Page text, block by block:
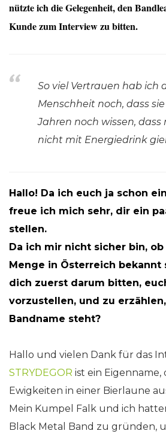
nützte ich die Gelegenheit, den
Kunde zum Interview zu bitten.
So viel Vertrauen hab ich
Menschheit noch, dass
Jahren noch wissen,
nicht mit Energiedrink
Hallo! Da ich euch ja schon
freue ich mich sehr, dir ein
stellen.
Da ich mir nicht sicher bin,
Menge in Österreich bekannt
dich zuerst darum bitten,
vorzustellen, und zu
Bandname steht?
Hallo und vielen Dank für das
STRYDEGOR ist ein
Ewigkeiten in einer Bierlaune
Mein Kumpel Falk und ich
Black Metal Band zu gründen,